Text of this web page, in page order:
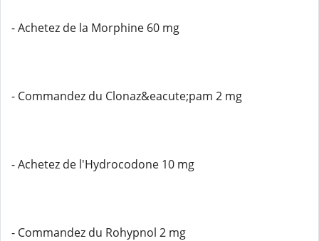
- Achetez de la Morphine 60 mg
- Commandez du Clonaz&eacute;pam 2 mg
- Achetez de l'Hydrocodone 10 mg
- Commandez du Rohypnol 2 mg